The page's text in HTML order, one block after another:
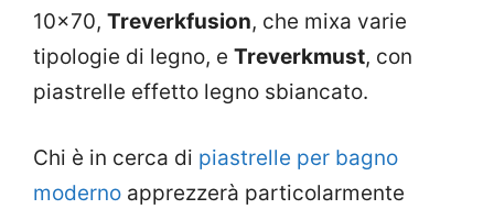
10×70, Treverkfusion, che mixa varie
tipologie di legno, e Treverkmust, con
piastrelle effetto legno sbiancato.
Chi è in cerca di piastrelle per bagno
moderno apprezzerà particolarmente